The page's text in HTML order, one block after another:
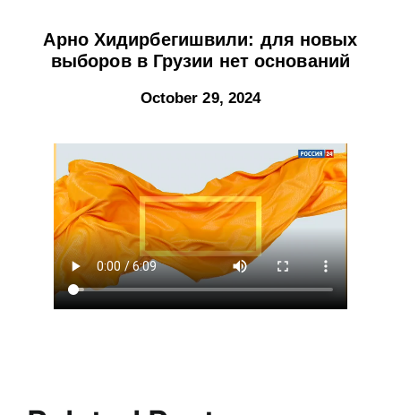
Арно Хидирбегишвили: для новых
выборов в Грузии нет оснований
October 29, 2024